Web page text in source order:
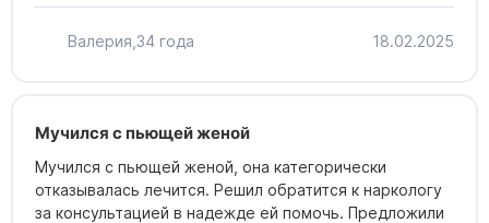
Валерия, 34 года 18.02.2025
Мучился с пьющей женой
Мучился с пьющей женой, она категорически
отказывалась лечится. Решил обратится к наркологу
за консультацией в надежде ей помочь. Предложили